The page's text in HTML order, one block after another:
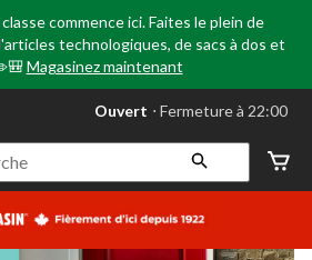
commence ici. Faites le plein de
technologiques, de sacs à dos et
Magasinez maintenant
votre
préféré
Leduc,
AB,
courament
Fermeture
Ouvert ⋅ Fermeture à 22:00